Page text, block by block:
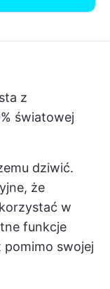
z
światowej
dziwić.
że
w
funkcje
pomimo swojej